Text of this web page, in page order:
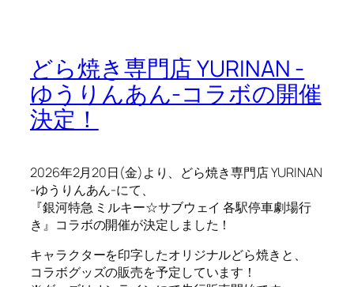
どら焼き専門店 YURINAN -
ゆうりんあん-コラボの開催
決定！
2026年2月20日(金)より、どら焼き専門店 YURINAN
-ゆうりんあん-にて、
『銀河特急 ミルキー☆サブウェイ 各駅停車劇場行
き』コラボの開催が決定しました！
キャラクターを印字したオリジナルどら焼きと、
コラボグッズの販売を予定しています！